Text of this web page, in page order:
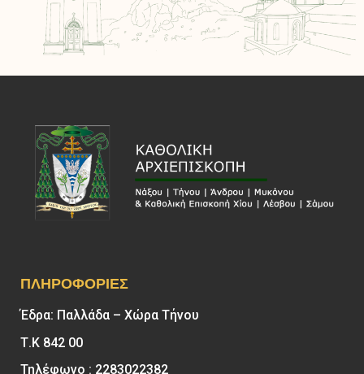
ΠΛΗΡΟΦΟΡΊΕΣ
Έδρα: Παλλάδα – Χώρα Τήνου
Τ.Κ 842 00
Τηλέφωνο : 2283022382